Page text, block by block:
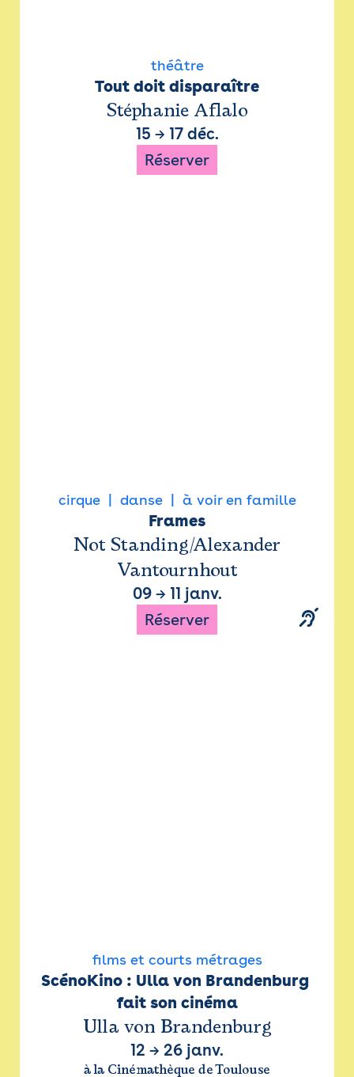
théâtre
Tout doit disparaître
Stéphanie Aflalo
15 → 17 déc.
Réserver
cirque danse à voir en famille
Frames
Not Standing/Alexander
Vantournhout
09→ 11 janv.
Réserver
films et courts métrages
ScénoKino : Ulla von Brandenburg
fait son cinéma
Ulla von Brandenburg
12 → 26 janv.
à la Cinémathèque de Toulouse